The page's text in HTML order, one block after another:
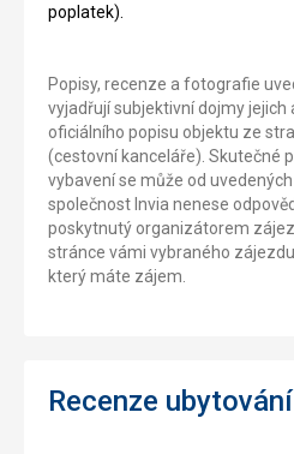
poplatek).
Popisy, recenze a fotografie
vyjadřují subjektivní dojmy
oficiálního popisu objektu ze
(cestovní kanceláře). Skutečné
vybavení se může od
společnost Invia nenese
poskytnutý organizátorem
stránce vámi vybraného
který máte zájem.
Recenze ubytování